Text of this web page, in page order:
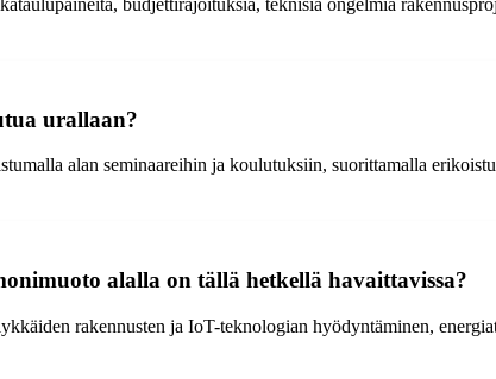
urallaan?
alan seminaareihin ja koulutuksiin, suorittamalla
alalla on tällä hetkellä havaittavissa?
rakennusten ja IoT-teknologian hyödyntäminen,